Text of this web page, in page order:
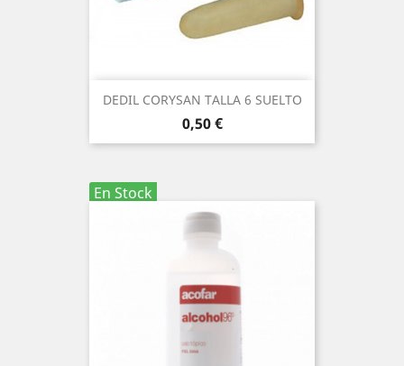
DEDIL CORYSAN TALLA 6 SUELTO
Precio
0,50 €
En Stock